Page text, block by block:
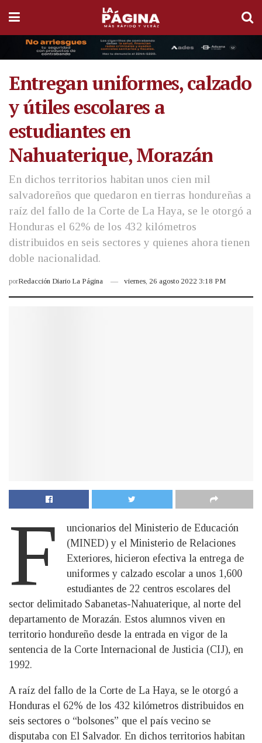
Entregan uniformes, calzado
y útiles escolares a
estudiantes en
Nahuaterique, Morazán
En dichos territorios habitan unos cien mil
salvadoreños que quedaron en tierras hondureñas a
raíz del fallo de la Corte de La Haya, se le otorgó a
Honduras el 62% de los 432 kilómetros
distribuidos en seis sectores y quienes ahora tienen
doble nacionalidad.
porRedacción Diario La Página viernes, 26 agosto 2022 3:18 PM
F
uncionarios del Ministerio de Educación
(MINED) y el Ministerio de Relaciones
Exteriores, hicieron efectiva la entrega de
uniformes y calzado escolar a unos 1,600
estudiantes de 22 centros escolares del
sector delimitado Sabanetas-Nahuaterique, al norte del
departamento de Morazán. Estos alumnos viven en
territorio hondureño desde la entrada en vigor de la
sentencia de la Corte Internacional de Justicia (CIJ), en
1992.
A raíz del fallo de la Corte de La Haya, se le otorgó a
Honduras el 62% de los 432 kilómetros distribuidos en
seis sectores o “bolsones” que el país vecino se
disputaba con El Salvador. En dichos territorios habitan